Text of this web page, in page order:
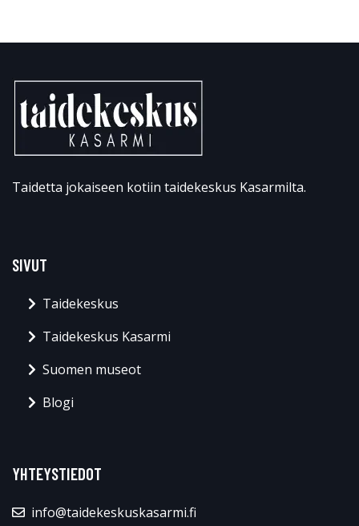
Taidetta jokaiseen kotiin taidekeskus Kasarmilta.
SIVUT
Taidekeskus
Taidekeskus Kasarmi
Suomen museot
Blogi
YHTEYSTIEDOT
info@taidekeskuskasarmi.fi